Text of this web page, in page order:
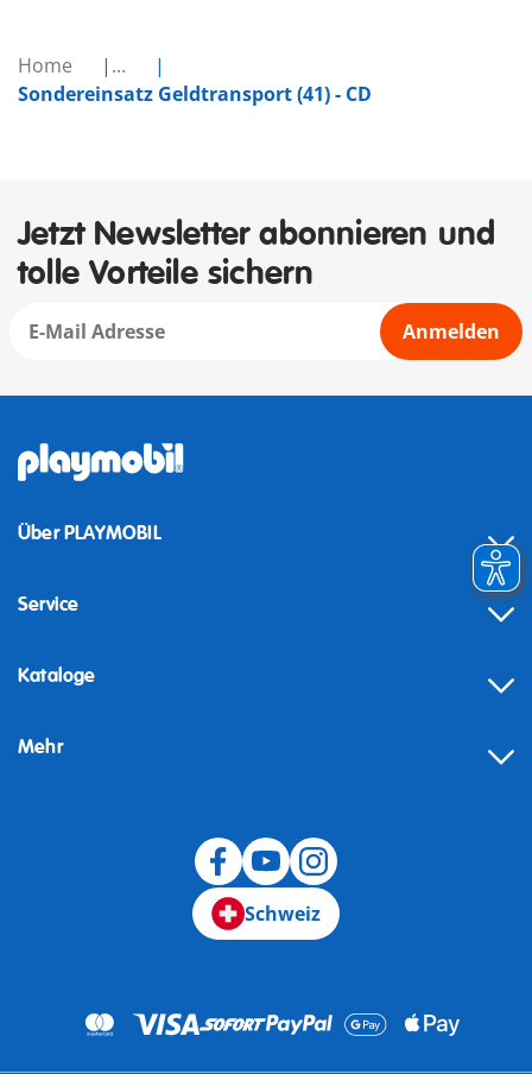
Home
...
Sondereinsatz Geldtransport (41) - CD
Jetzt Newsletter abonnieren und
tolle Vorteile sichern
Anmelden
Über PLAYMOBIL
Service
Kataloge
Mehr
Schweiz